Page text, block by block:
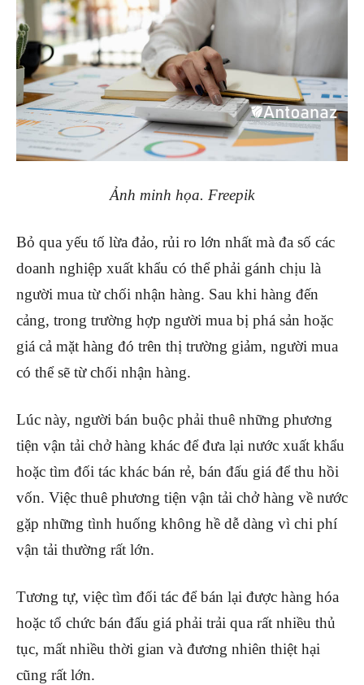
Ảnh minh họa. Freepik
Bỏ qua yếu tố lừa đảo, rủi ro lớn nhất mà đa số các
doanh nghiệp xuất khẩu có thể phải gánh chịu là
người mua từ chối nhận hàng. Sau khi hàng đến
cảng, trong trường hợp người mua bị phá sản hoặc
giá cả mặt hàng đó trên thị trường giảm, người mua
có thể sẽ từ chối nhận hàng.
Lúc này, người bán buộc phải thuê những phương
tiện vận tải chở hàng khác để đưa lại nước xuất khẩu
hoặc tìm đối tác khác bán rẻ, bán đấu giá để thu hồi
vốn. Việc thuê phương tiện vận tải chở hàng về nước
gặp những tình huống không hề dễ dàng vì chi phí
vận tải thường rất lớn.
Tương tự, việc tìm đối tác để bán lại được hàng hóa
hoặc tổ chức bán đấu giá phải trải qua rất nhiều thủ
tục, mất nhiều thời gian và đương nhiên thiệt hại
cũng rất lớn.